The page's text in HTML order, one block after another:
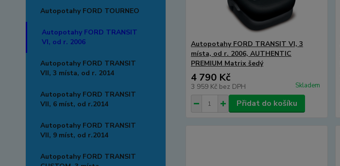
Autopotahy FORD TOURNEO
Autopotahy FORD TRANSIT
VI, od r. 2006
Autopotahy FORD TRANSIT
VII, 3 místa, od r. 2014
Autopotahy FORD TRANSIT
VII, 6 míst, od r.2014
Autopotahy FORD TRANSIT
VII, 9 míst, od r.2014
Autopotahy FORD TRANSIT
Autopotahy FORD TRANSIT VI, 3
místa, od r. 2006, AUTHENTIC
PREMIUM Matrix šedý
4 790 Kč
3 959 Kč bez DPH Skladem
Přidat do košíku